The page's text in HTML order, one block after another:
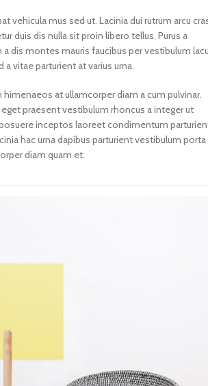
vehicula mus sed ut. Lacinia dui rutrum arcu
duis dis nulla sit proin libero tellus. Purus a
dis montes mauris faucibus per vestibulum
vitae parturient at varius urna.
at ullamcorper diam a cum pulvinar.
praesent vestibulum rhoncus a integer ut
inceptos laoreet condimentum
hac urna dapibus parturient vestibulum porta
diam quam et.